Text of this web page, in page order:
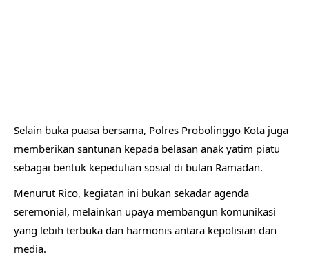
Selain buka puasa bersama, Polres Probolinggo Kota juga
memberikan santunan kepada belasan anak yatim piatu
sebagai bentuk kepedulian sosial di bulan Ramadan.
Menurut Rico, kegiatan ini bukan sekadar agenda
seremonial, melainkan upaya membangun komunikasi
yang lebih terbuka dan harmonis antara kepolisian dan
media.